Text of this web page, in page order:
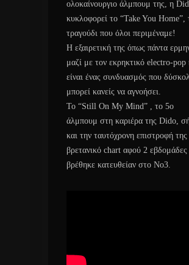
ολοκαίνουργιο άλμπουμ της, η
κυκλοφορεί το “Take You Home”,
τραγούδι που όλοι περιμέναμε!
Η εξαιρετική της όπως πάντα
μαζί με τον εκρηκτικό electro-pop
είναι ένας συνδυασμός που
μπορεί κανείς να αγνοήσει.
Το “Still On My Mind” , το 5ο
άλμπουμ στη καριέρα της Dido,
και την ταυτόχρονη επιστροφή
βρετανικό chart αφού 2 εβδομάδες
βρέθηκε κατευθείαν στο No3.